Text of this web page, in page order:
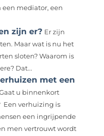
mediator, een
zijn er? Er zijn
Maar wat is nu het
sloten? Waarom is
Dat...
met een
u binnenkort
Een verhuizing is
een ingrijpende
men vertrouwt wordt